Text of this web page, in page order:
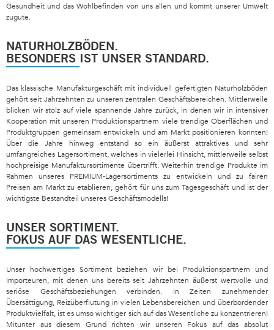
Gesundheit und das Wohlbefinden von uns allen und kommt unserer Umwelt
zugute.
NATURHOLZBÖDEN.
BESONDERS IST UNSER STANDARD.
Das klassische Manufakturgeschäft mit individuell gefertigten Naturholzböden
gehört seit Jahrzehnten zu unseren zentralen Geschäftsbereichen. Mittlerweile
blicken wir stolz auf viele spannende Jahre zurück, in denen wir in intensiver
Kooperation mit unseren Produktionspartnern viele trendige Oberflächen und
Produktgruppen gemeinsam entwickeln und am Markt positionieren konnten!
Über die Jahre hinweg entstand so ein äußerst attraktives und sehr
umfangreiches Lagersortiment, welches in vielerlei Hinsicht, mittlerweile selbst
hochpreisige Manufaktursortimente übertrifft. Weiterhin trendige Produkte im
Rahmen unseres PREMIUM-Lagersortiments zu entwickeln und zu fairen
Preisen am Markt zu etablieren, gehört für uns zum Tagesgeschäft und ist der
wichtigste Bestandteil unseres Geschäftsmodells!
UNSER SORTIMENT.
FOKUS AUF DAS WESENTLICHE.
Unser hochwertiges Sortiment beziehen wir bei Produktionspartnern und
Importeuren, mit denen uns bereits seit Jahrzehnten äußerst wertvolle und
seriöse Geschäftsbeziehungen verbinden. In Zeiten zunehmender
Übersättigung, Reizüberflutung in vielen Lebensbereichen und überbordender
Produktvielfalt, ist es umso wichtiger sich auf das Wesentliche zu konzentrieren!
Mitunter aus diesem Grund richten wir unseren Fokus auf das absolut